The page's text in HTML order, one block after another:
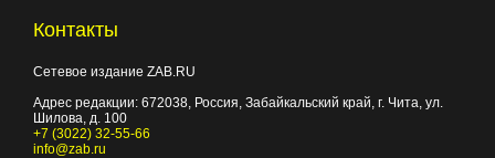
Контакты
Сетевое издание ZAB.RU
Адрес редакции: 672038 , Россия, Забайкальский край, г. Чита ул.
Шилова, д. 100
+7 (3022) 32-55-66
info@zab.ru